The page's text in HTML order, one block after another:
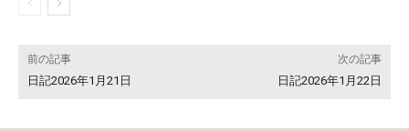
前の記事
日記2026年1月21日
次の記事
日記2026年1月22日